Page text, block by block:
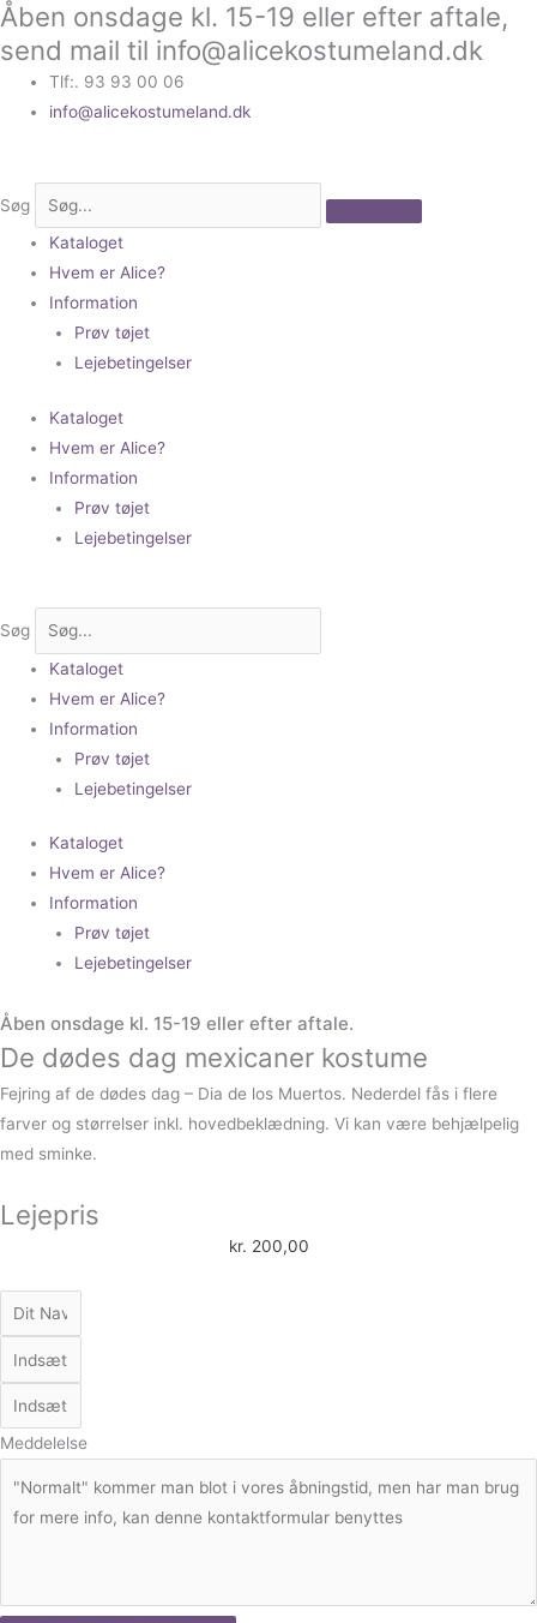
Gå
til
indholdet
Åben onsdage kl. 15-19 eller efter aftale,
send mail til info@alicekostumeland.dk
Tlf:. 93 93 00 06
info@alicekostumeland.dk
Søg
Kataloget
Hvem er Alice?
Information
Prøv tøjet
Lejebetingelser
Kataloget
Hvem er Alice?
Information
Prøv tøjet
Lejebetingelser
Søg
Kataloget
Hvem er Alice?
Information
Prøv tøjet
Lejebetingelser
Kataloget
Hvem er Alice?
Information
Prøv tøjet
Lejebetingelser
Åben onsdage kl. 15-19 eller efter aftale.
De dødes dag mexicaner kostume
Fejring af de dødes dag – Dia de los Muertos. Nederdel fås i flere
farver og størrelser inkl. hovedbeklædning. Vi kan være behjælpelig
med sminke.
Lejepris
kr. 200,00
Meddelelse